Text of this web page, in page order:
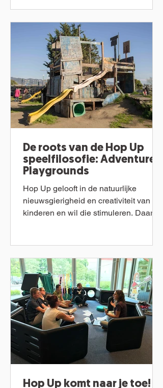
De roots van de Hop Up
speelfilosofie: Adventure
Playgrounds
Hop Up gelooft in de natuurlijke
nieuwsgierigheid en creativiteit van
kinderen en wil die stimuleren. Daarom
Hop Up komt naar je toe!